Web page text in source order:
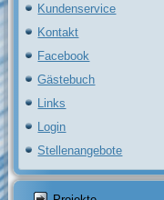
Kundenservice
Kontakt
Facebook
Gästebuch
Links
Login
Stellenangebote